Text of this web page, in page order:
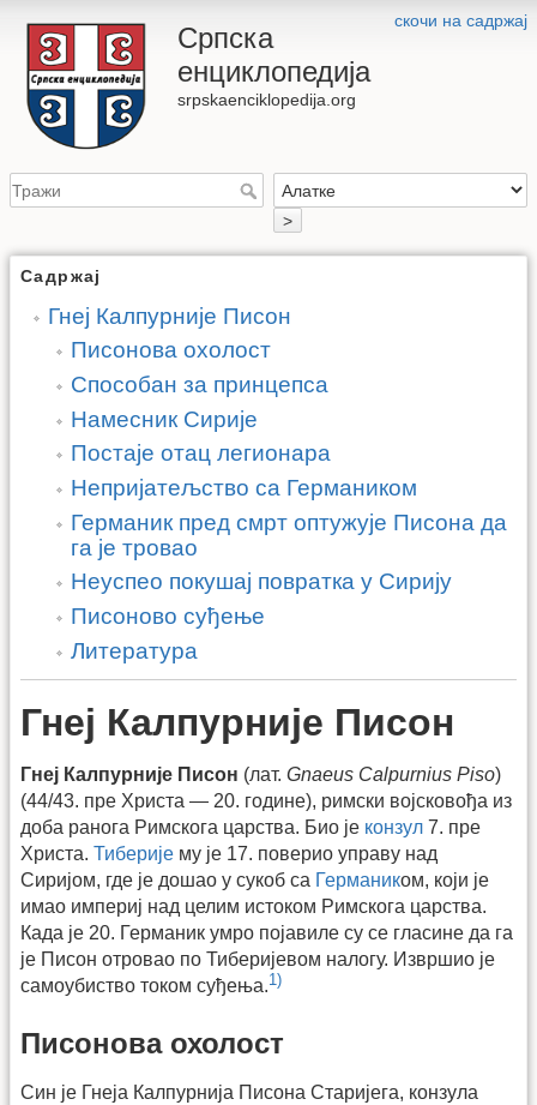
скочи на садржај
Српска
енциклопедија
srpskaenciklopedija.org
>
Садржај
Гнеј Калпурније Писон
Писонова охолост
Способан за принцепса
Намесник Сирије
Постаје отац легионара
Непријатељство са Германиком
Германик пред смрт оптужује Писона да
га је тровао
Неуспео покушај повратка у Сирију
Писоново суђење
Литература
Гнеј Калпурније Писон
Гнеј Калпурније Писон (лат. Gnaeus Calpurnius Piso)
(44/43. пре Христа — 20. године), римски војсковођа из
доба ранога Римскога царства. Био је конзул 7. пре
Христа. Тиберије му је 17. поверио управу над
Сиријом, где је дошао у сукоб са Германиком, који је
имао империј над целим истоком Римскога царства.
Када је 20. Германик умро појавиле су се гласине да га
је Писон отровао по Тиберијевом налогу. Извршио је
самоубиство током суђења.1)
Писонова охолост
Син је Гнеја Калпурнија Писона Старијега, конзула